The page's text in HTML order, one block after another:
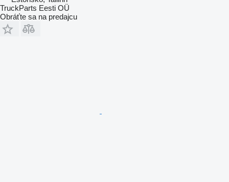
TruckParts Eesti OÜ
Obráťte sa na predajcu